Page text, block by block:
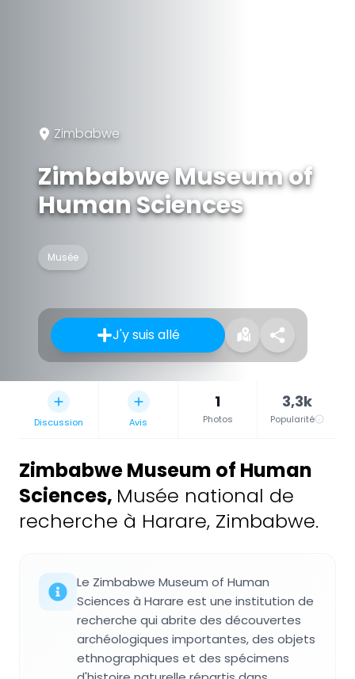
Zimbabwe
Zimbabwe Museum of
Human Sciences
Musée
J'y suis allé
Discussion Avis
1
Photos
3,3k
Popularité
Zimbabwe Museum of Human
Sciences, Musée national de
recherche à Harare, Zimbabwe.
Le Zimbabwe Museum of Human
Sciences à Harare est une institution de
recherche qui abrite des découvertes
archéologiques importantes, des objets
ethnographiques et des spécimens